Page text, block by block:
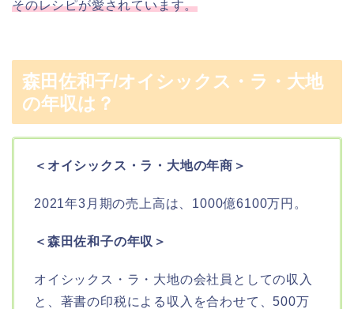
そのレシピが愛されています。
森田佐和子/オイシックス・ラ・大地
の年収は？
＜オイシックス・ラ・大地の年商＞
2021年3月期の売上高は、1000億6100万円。
＜森田佐和子の年収＞
オイシックス・ラ・大地の会社員としての収入
と、著書の印税による収入を合わせて、500万